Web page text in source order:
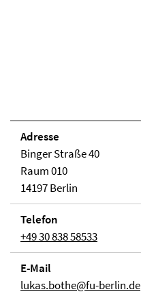
Adresse
Binger Straße 40
Raum 010
14197 Berlin
Telefon
+49 30 838 58533
E-Mail
lukas.bothe@fu-berlin.de